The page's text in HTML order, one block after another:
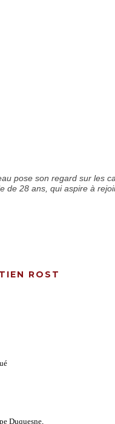
pose son regard sur les
de 28 ans, qui aspire à
ROST
Duquesne,